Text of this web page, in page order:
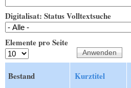
Digitalisat: Status Volltextsuche
Elemente pro Seite
Bestand Kurztitel